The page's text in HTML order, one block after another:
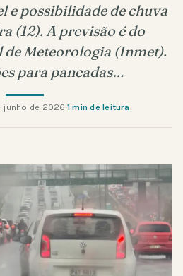
e possibilidade de chuva
(12). A previsão é do
Meteorologia (Inmet).
para pancadas…
junho de 2026·1 min de leitura